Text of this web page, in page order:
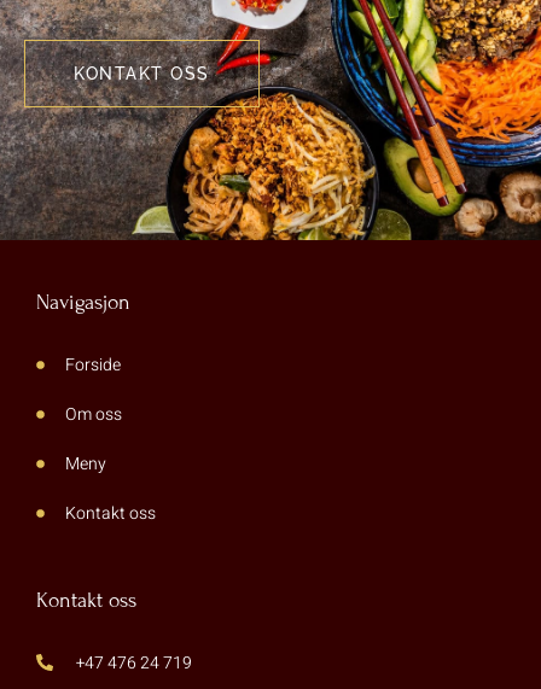
KONTAKT OSS
Navigasjon
Forside
Om oss
Meny
Kontakt oss
Kontakt oss
+47 476 24 719